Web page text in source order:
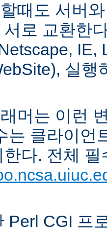
때도 서버
로 교환한
IE,
실행
머는 이런
는 클라이언
다. 전체
Perl CGI 프